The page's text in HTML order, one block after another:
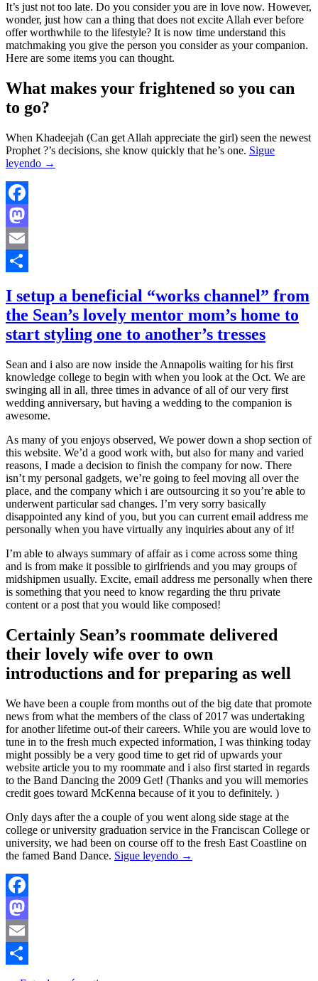
It’s just not too late. Do you consider you are in love now. However,
wonder, just how can a thing that does not excite Allah ever before
offer worthwhile to the lifestyle? It is now time understand this
matchmaking you give the person you consider as your companion.
Here are some items you can thought.
What makes your frightened so you can
to go?
When Khadeejah (Can get Allah appreciate the girl) seen the newest
Prophet ?’s decisions, she know quickly that he’s one. Sigue
leyendo →
Facebook
Mastodon
Email
I setup a beneficial “works channel” from
the Sean’s lovely mentor mom’s home to
start styling one to another’s tresses
Sean and i also are now inside the Annapolis waiting for his first
knowledge college to begin with when you look at the Oct. We are
swinging all in all, three times in advance of all of our very first
wedding anniversary, but having a wedding to the companion is
awesome.
As many of you enjoys observed, We power down a shop section of
this website. We’d a good work with, but also for many and varied
reasons, I made a decision to finish the company for now. There
isn’t my personal gadgets, we’re going to feel moving all over the
place, and the company which i are outsourcing it so you’re able to
underwent particular sad changes. I’m very sorry basically
disappointed any kind of you, but you can current email address me
personally when you have virtually any inquiries about any of it!
I’m able to always summary of affair as i come across some thing
and is from make it possible to girlfriends and you may groups of
midshipmen usually. Excite, email address me personally when there
is something that you need to know regarding the thru private
content or a post that you would like composed!
Certainly Sean’s roommate delivered
their lovely wife over to own
introductions and for preparing as well
We have been a couple from months out of the big date that promote
news from what the members of the class of 2017 was undertaking
for another lifetime out-of their careers. While you are would love to
tune in to the fresh much expected information, I was thinking today
might possibly be a very good time to get rid of upwards your
website article you to my roommate and i also first started in regards
to the Band Dancing the 2009 Get! (Thanks and you will memories
credit goes toward McKenna because of it you to definitely. )
Only days after the a couple of you went along side stage at the
college or university graduation service in the Franciscan College or
university, we had been on course off to the fresh East Coastline on
the famed Band Dance. Sigue leyendo →
Facebook
Mastodon
Email